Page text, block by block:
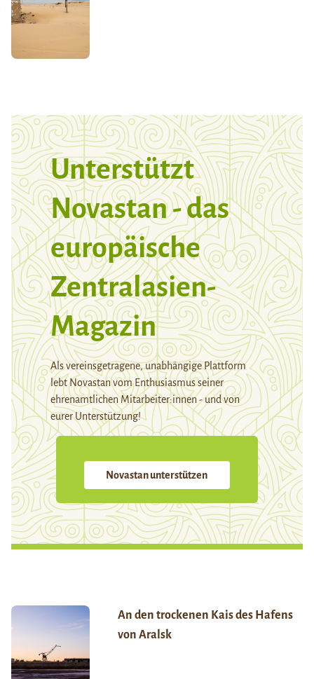
Unterstützt
Novastan - das
europäische
Zentralasien-
Magazin
Als vereinsgetragene, unabhängige Plattform
lebt Novastan vom Enthusiasmus seiner
ehrenamtlichen Mitarbeiter:innen - und von
eurer Unterstützung!
Novastan unterstützen
An den trockenen Kais des Hafens
von Aralsk